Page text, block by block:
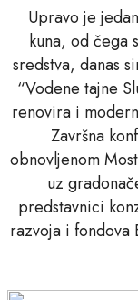
Upravo je
kuna, od čega
sredstva, danas
“Vodene tajne
renovira i
Završna
obnovljenom
uz
predstavnici
razvoja i